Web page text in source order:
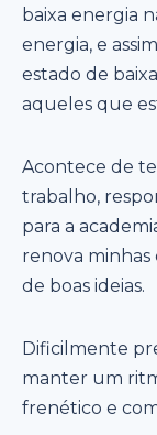
baixa energia
energia, e
estado de
aqueles que
Acontece de
trabalho,
para a
renova
de boas ideias.
Dificilmente
manter um
frenético e